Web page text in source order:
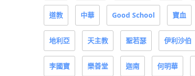
道教 中華 Good School 寶血
地利亞 天主教 聖若瑟 伊利沙伯
李國寶 樂善堂 迦南 何明華